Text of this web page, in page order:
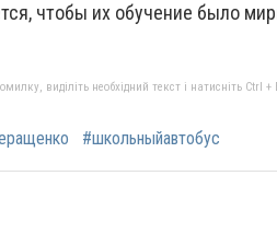
чтобы их обучение было
виділіть необхідний текст і натисніть Ctrl
#школьныйавтобус